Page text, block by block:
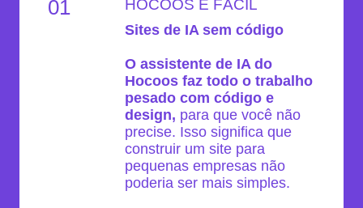
01 HOCOOS É FÁCIL
Sites de IA sem código
O assistente de IA do
Hocoos faz todo o trabalho
pesado com código e
design, para que você não
precise. Isso significa que
construir um site para
pequenas empresas não
poderia ser mais simples.